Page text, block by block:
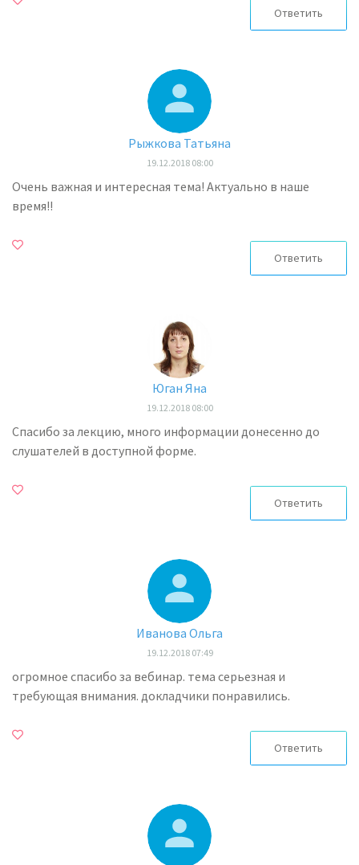
Ответить
Рыжкова Татьяна
19.12.2018 08:00
Очень важная и интересная тема! Актуально в наше
время!!
Ответить
Юган Яна
19.12.2018 08:00
Спасибо за лекцию, много информации донесенно до
слушателей в доступной форме.
Ответить
Иванова Ольга
19.12.2018 07:49
огромное спасибо за вебинар. тема серьезная и
требующая внимания. докладчики понравились.
Ответить